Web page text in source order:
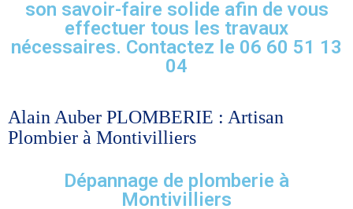
son savoir-faire solide afin de vous
effectuer tous les travaux
nécessaires. Contactez le 06 60 51 13
04
Alain Auber PLOMBERIE : Artisan
Plombier à Montivilliers
Dépannage de plomberie à
Montivilliers